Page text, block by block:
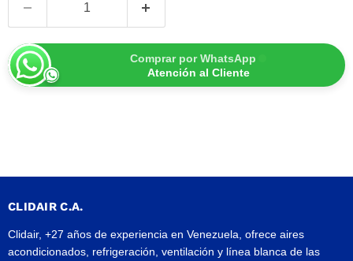
Comprar por WhatsApp
Atención al Cliente
CLIDAIR C.A.
Clidair, +27 años de experiencia en Venezuela, ofrece aires
acondicionados, refrigeración, ventilación y línea blanca de las